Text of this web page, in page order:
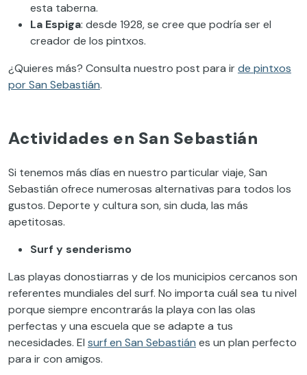
esta taberna.
La Espiga: desde 1928, se cree que podría ser el
creador de los pintxos.
¿Quieres más? Consulta nuestro post para irde pintxos
por San Sebastián.
Actividades en San Sebastián
Si tenemos más días en nuestro particular viaje, San
Sebastián ofrece numerosas alternativas para todos los
gustos. Deporte y cultura son, sin duda, las más
apetitosas.
Surf y senderismo
Las playas donostiarras y de los municipios cercanos son
referentes mundiales del surf. No importa cuál sea tu nivel
porque siempre encontrarás la playa con las olas
perfectas y una escuela que se adapte a tus
necesidades. El surf en San Sebastián es un plan perfecto
para ir con amigos.